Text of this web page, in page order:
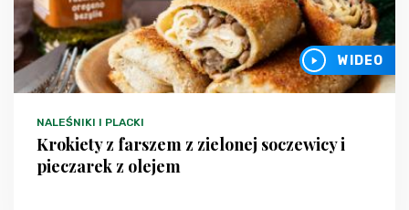
WIDEO
NALEŚNIKI I PLACKI
Krokiety z farszem z zielonej soczewicy i
pieczarek z olejem